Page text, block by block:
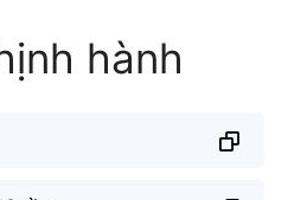
hành